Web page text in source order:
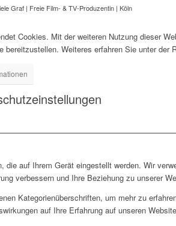
Graf | Freie Film- & TV-Produzentin | Köln
Cookies. Mit der weiteren Nutzung dieser
bereitzustellen. Weiteres erfahren Sie unter der
die auf Ihrem Gerät eingestellt werden. Wir
verbessern und Ihre Beziehung zu unserer
Kategorienüberschriften, um mehr zu
auf Ihre Erfahrung auf unseren